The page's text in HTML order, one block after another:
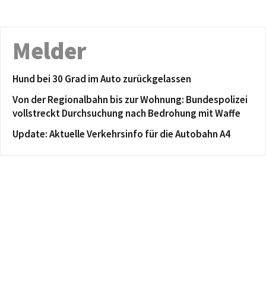
Melder
Hund bei 30 Grad im Auto zurückgelassen
Von der Regionalbahn bis zur Wohnung: Bundespolizei
vollstreckt Durchsuchung nach Bedrohung mit Waffe
Update: Aktuelle Verkehrsinfo für die Autobahn A4